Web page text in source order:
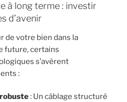
à long terme : investir
d’avenir
de votre bien dans la
future, certains
s’avèrent
:
: Un câblage structuré